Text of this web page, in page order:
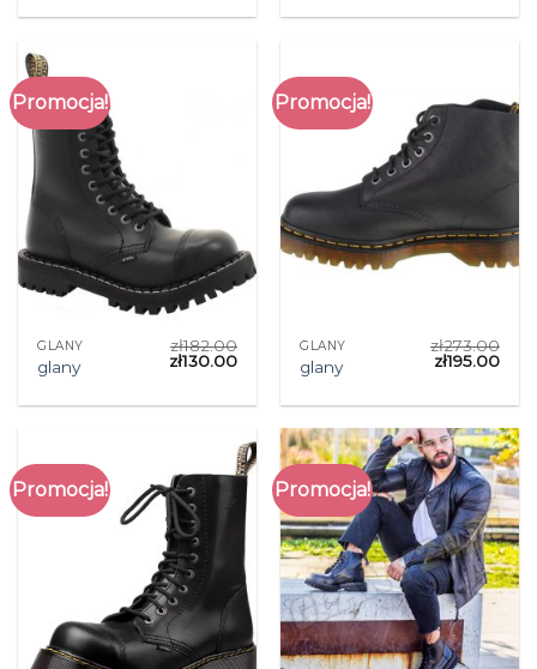
Promocja!
GLANY
glany
zł182.00
zł130.00
Promocja!
GLANY
glany
zł273.00
zł195.00
Promocja! Promocja!